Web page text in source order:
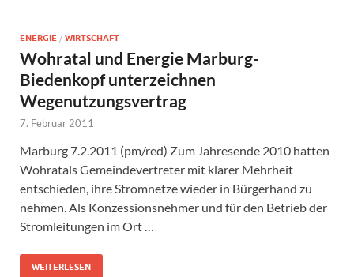
ENERGIE / WIRTSCHAFT
Wohratal und Energie Marburg-
Biedenkopf unterzeichnen
Wegenutzungsvertrag
7. Februar 2011
Marburg 7.2.2011 (pm/red) Zum Jahresende 2010 hatten
Wohratals Gemeindevertreter mit klarer Mehrheit
entschieden, ihre Stromnetze wieder in Bürgerhand zu
nehmen. Als Konzessionsnehmer und für den Betrieb der
Stromleitungen im Ort …
WEITERLESEN